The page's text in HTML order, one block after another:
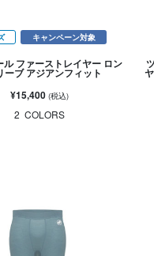
キャンペーン対象
ル ファーストレイヤー ロン
ーブ アジアンフィット
¥15,400 (税込)
2 COLORS